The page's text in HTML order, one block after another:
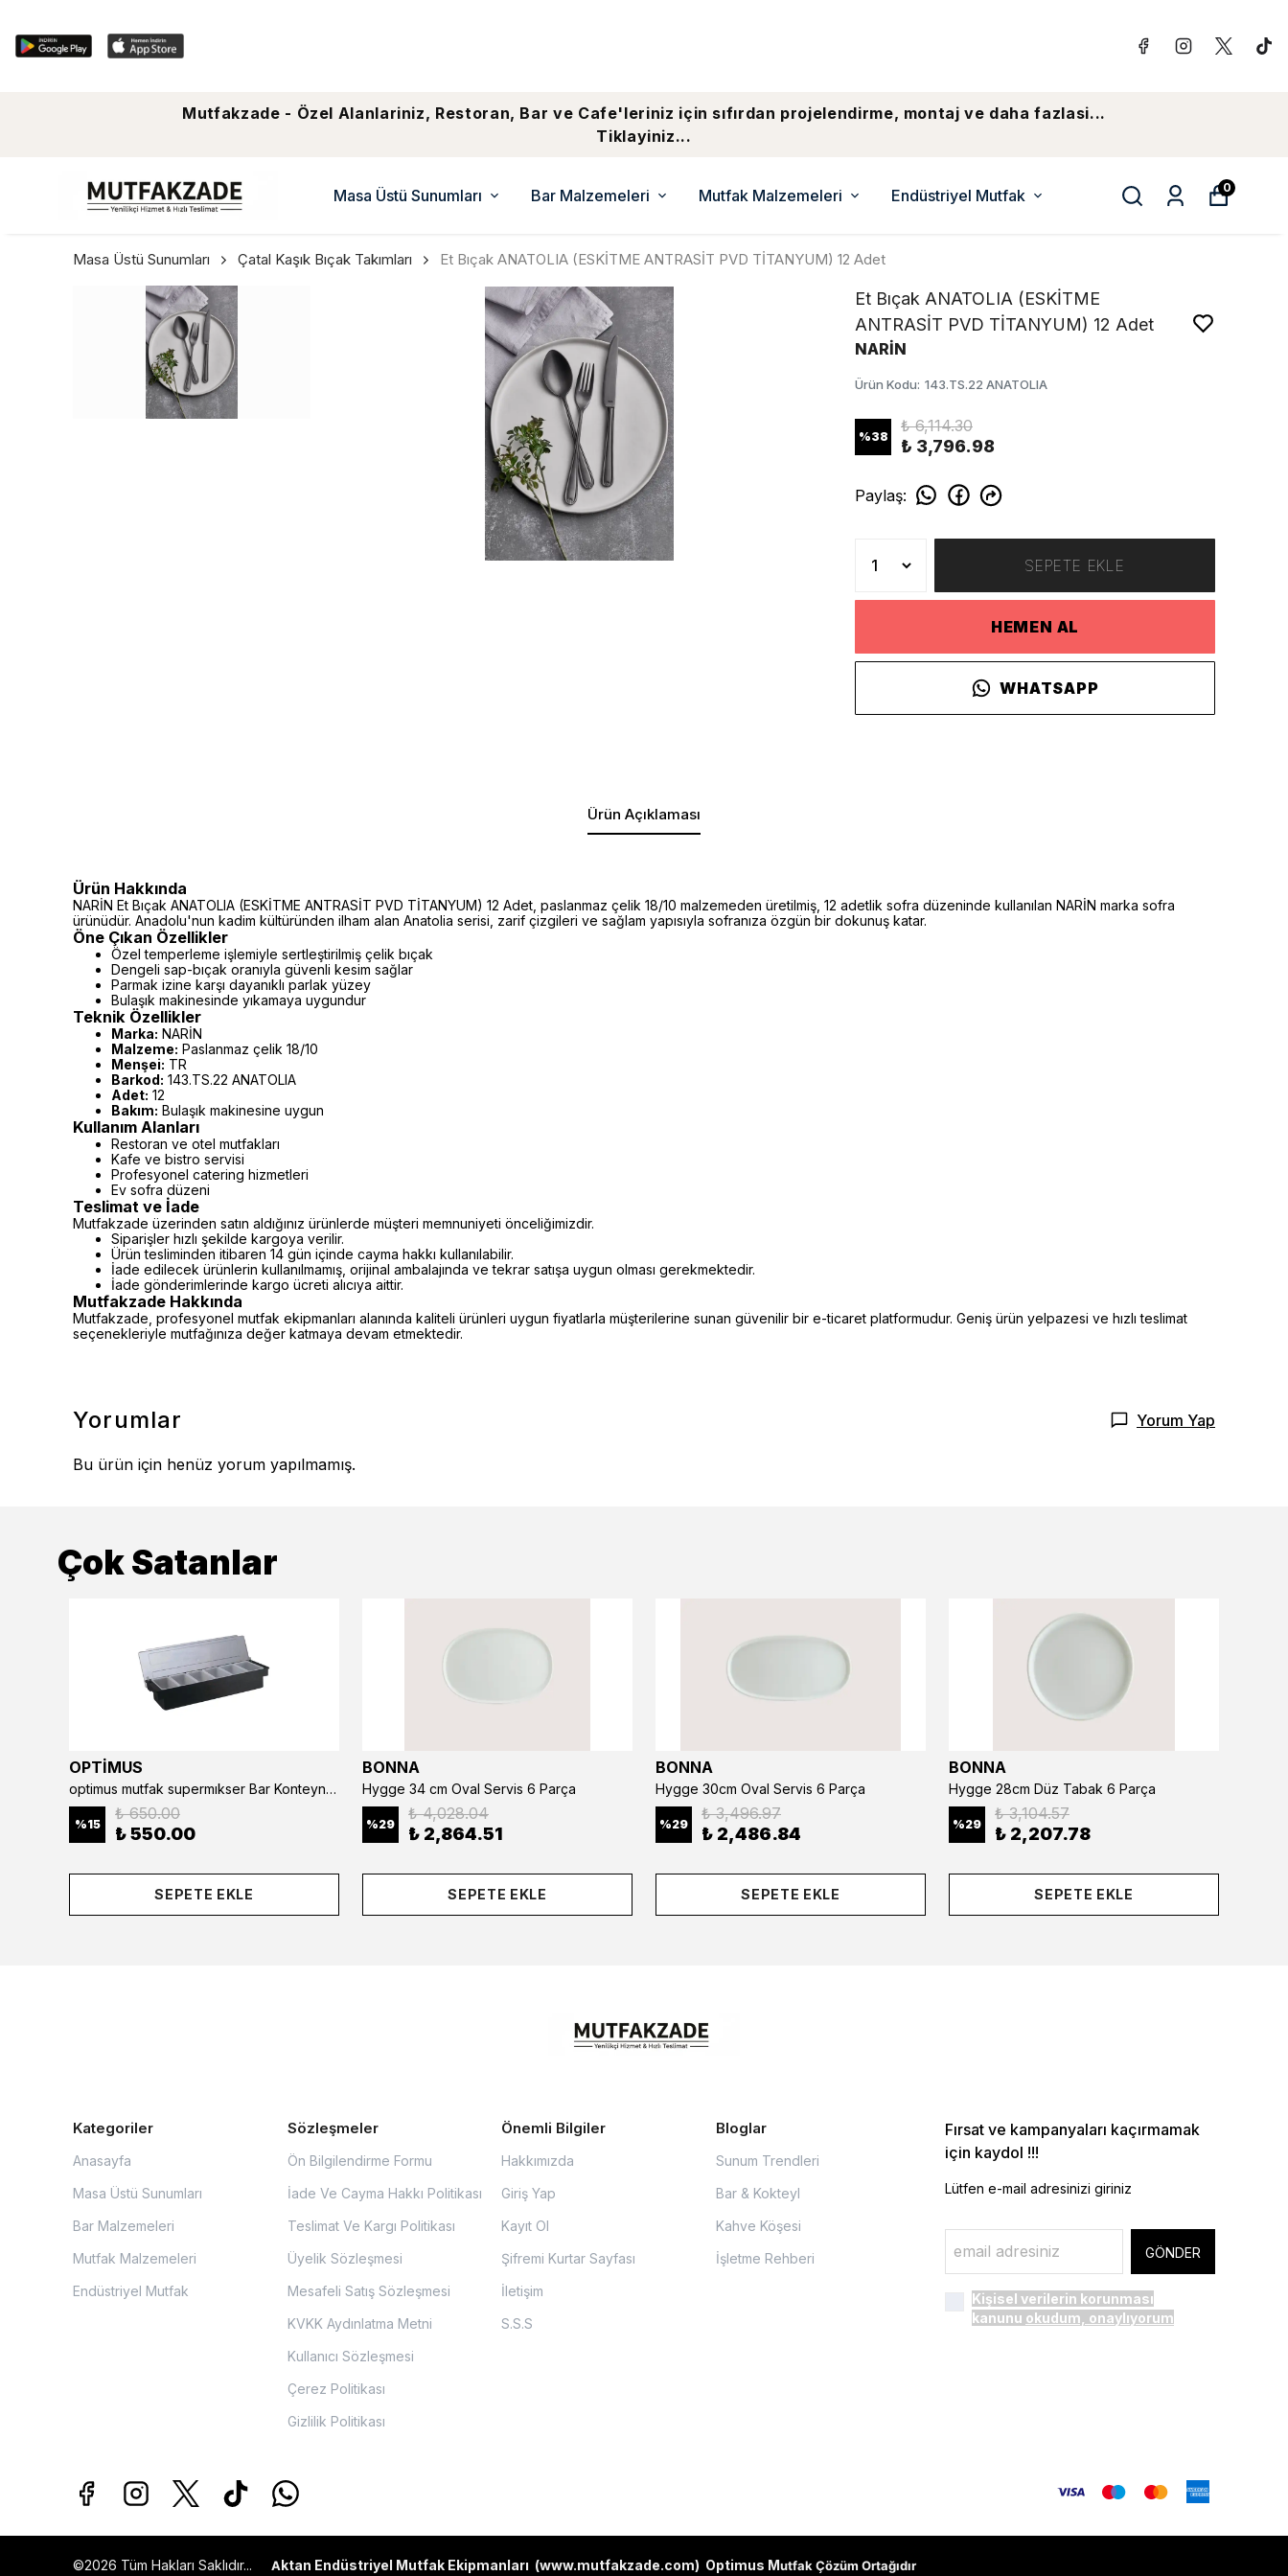
Mutfakzade - Özel Alanlariniz, Restoran, Bar ve Cafe'leriniz için sıfırdan projelendirme, montaj ve daha fazlasi...
Tiklayiniz...
Masa Üstü Sunumları Bar Malzemeleri Mutfak Malzemeleri Endüstriyel Mutfak 0
Masa Üstü Sunumları Çatal Kaşık Bıçak Takımları Et Bıçak ANATOLIA (ESKİTME ANTRASİT PVD TİTANYUM) 12 Adet
Et Bıçak ANATOLIA (ESKİTME
ANTRASİT PVD TİTANYUM) 12 Adet
NARİN
Ürün Kodu: 143.TS.22 ANATOLIA
%38
₺ 6,114.30
₺ 3,796.98
Paylaş:
SEPETE EKLE
HEMEN AL
WHATSAPP
Ürün Açıklaması
Ürün Hakkında
NARİN Et Bıçak ANATOLIA (ESKİTME ANTRASİT PVD TİTANYUM) 12 Adet, paslanmaz çelik 18/10 malzemeden üretilmiş, 12 adetlik sofra düzeninde kullanılan NARİN marka sofra
ürünüdür. Anadolu'nun kadim kültüründen ilham alan Anatolia serisi, zarif çizgileri ve sağlam yapısıyla sofranıza özgün bir dokunuş katar.
Öne Çıkan Özellikler
Özel temperleme işlemiyle sertleştirilmiş çelik bıçak
Dengeli sap-bıçak oranıyla güvenli kesim sağlar
Parmak izine karşı dayanıklı parlak yüzey
Bulaşık makinesinde yıkamaya uygundur
Teknik Özellikler
Marka: NARİN
Malzeme: Paslanmaz çelik 18/10
Menşei: TR
Barkod: 143.TS.22 ANATOLIA
Adet: 12
Bakım: Bulaşık makinesine uygun
Kullanım Alanları
Restoran ve otel mutfakları
Kafe ve bistro servisi
Profesyonel catering hizmetleri
Ev sofra düzeni
Teslimat ve İade
Mutfakzade üzerinden satın aldığınız ürünlerde müşteri memnuniyeti önceliğimizdir.
Siparişler hızlı şekilde kargoya verilir.
Ürün tesliminden itibaren 14 gün içinde cayma hakkı kullanılabilir.
İade edilecek ürünlerin kullanılmamış, orijinal ambalajında ve tekrar satışa uygun olması gerekmektedir.
İade gönderimlerinde kargo ücreti alıcıya aittir.
Mutfakzade Hakkında
Mutfakzade, profesyonel mutfak ekipmanları alanında kaliteli ürünleri uygun fiyatlarla müşterilerine sunan güvenilir bir e-ticaret platformudur. Geniş ürün yelpazesi ve hızlı teslimat
seçenekleriyle mutfağınıza değer katmaya devam etmektedir.
Yorumlar Yorum Yap
Bu ürün için henüz yorum yapılmamış.
Çok Satanlar
OPTİMUS
optimus mutfak supermıkser Bar Konteyner 6'lı 50×16×9 cm Kapaklı Polikarbon Organizer Bar & Kafe
%15
₺ 650.00
₺ 550.00
SEPETE EKLE
BONNA
Hygge 34 cm Oval Servis 6 Parça
%29
₺ 4,028.04
₺ 2,864.51
SEPETE EKLE
BONNA
Hygge 30cm Oval Servis 6 Parça
%29
₺ 3,496.97
₺ 2,486.84
SEPETE EKLE
BONNA
Hygge 28cm Düz Tabak 6 Parça
%29
₺ 3,104.57
₺ 2,207.78
SEPETE EKLE
Kategoriler
Anasayfa
Masa Üstü Sunumları
Bar Malzemeleri
Mutfak Malzemeleri
Endüstriyel Mutfak
Sözleşmeler
Ön Bilgilendirme Formu
İade Ve Cayma Hakkı Politikası
Teslimat Ve Kargı Politikası
Üyelik Sözleşmesi
Mesafeli Satış Sözleşmesi
KVKK Aydınlatma Metni
Kullanıcı Sözleşmesi
Çerez Politikası
Gizlilik Politikası
Önemli Bilgiler
Hakkımızda
Giriş Yap
Kayıt Ol
Şifremi Kurtar Sayfası
İletişim
S.S.S
Bloglar
Sunum Trendleri
Bar & Kokteyl
Kahve Köşesi
İşletme Rehberi
Fırsat ve kampanyaları kaçırmamak
için kaydol !!!
Lütfen e-mail adresinizi giriniz
GÖNDER
Kişisel verilerin korunması
kanunu okudum, onaylıyorum
©2026 Tüm Hakları Saklıdır... Aktan Endüstriyel Mutfak Ekipmanları (www.mutfakzade.com) Optimus Mutfak Çözüm Ortağıdır